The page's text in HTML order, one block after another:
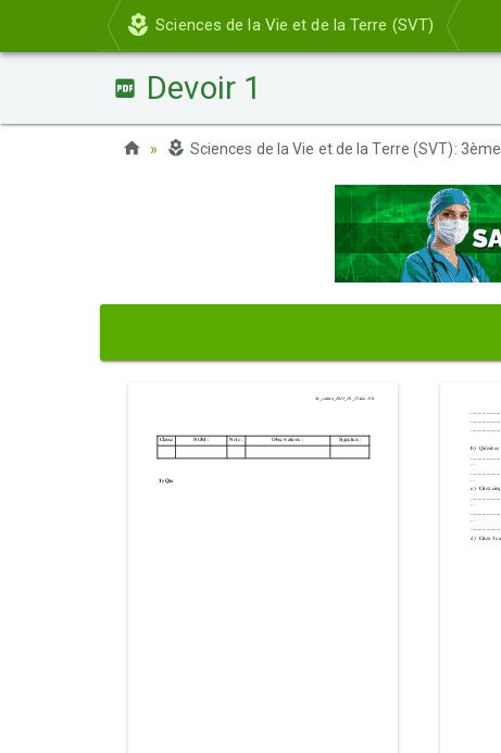
Sciences de la Vie et de la Terre (SVT)
Devoir 1
Sciences de la Vie et de la Terre (SVT): 3ème